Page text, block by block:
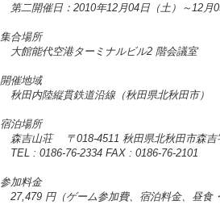
第二開催日：2010年12月04日（土）～12月
集合場所
大館能代空港ターミナルビル2 階会議室
開催地域
秋田内陸縦貫鉄道沿線（秋田県北秋田市）
宿泊場所
森吉山荘
〒018-4511 秋田県北秋田市森吉
TEL : 0186-76-2334 FAX : 0186-76-2101
参加料金
27,479 円（ゲーム参加費、宿泊料金、昼食